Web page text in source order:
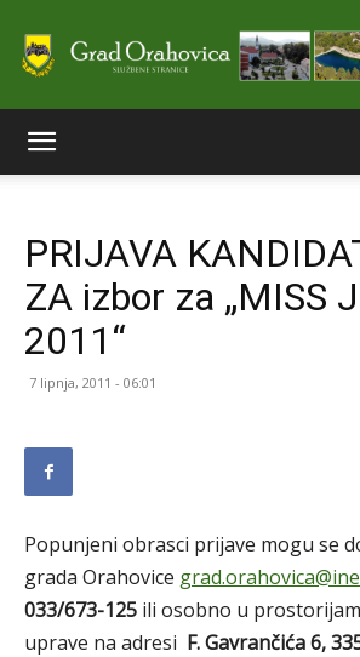
stranice
PRIJAVA
ZA izbor za „MISS
2011“
7 lipnja, 2011 - 06:01
Popunjeni obrasci prijave mogu se
grada Orahovice
033/673-125 ili osobno u
uprave na adresi F. Gavrančića 6,